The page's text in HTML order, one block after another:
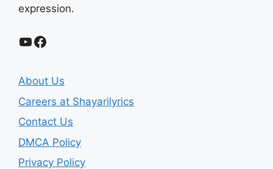
expression.
YouTube
Facebook
About Us
Careers at Shayarilyrics
Contact Us
DMCA Policy
Privacy Policy